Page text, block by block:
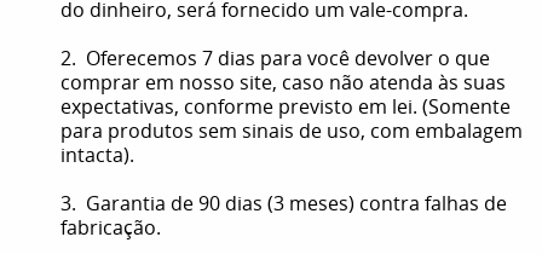
do dinheiro, será fornecido um vale-compra.
2. Oferecemos 7 dias para você devolver o que
comprar em nosso site, caso não atenda às suas
expectativas, conforme previsto em lei. (Somente
para produtos sem sinais de uso, com embalagem
intacta).
3. Garantia de 90 dias (3 meses) contra falhas de
fabricação.